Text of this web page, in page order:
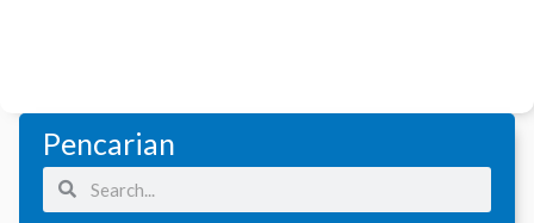
Pencarian
SearchSearch